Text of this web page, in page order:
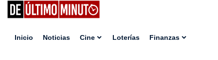
Inicio Noticias Cine Loterías Finanzas